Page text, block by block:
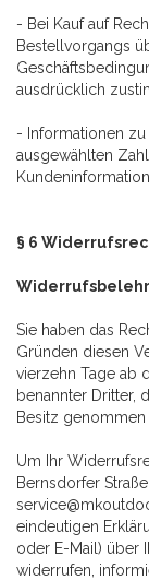
- Bei Kauf auf
Bestellvorgangs
ausdrücklich
- Informationen
ausgewählten
§ 6
Sie haben das
Gründen diesen
vierzehn Tage ab
benannter Dritter,
Besitz genommen
Um Ihr
Bernsdorfer
eindeutigen
oder E-Mail) über
widerrufen,